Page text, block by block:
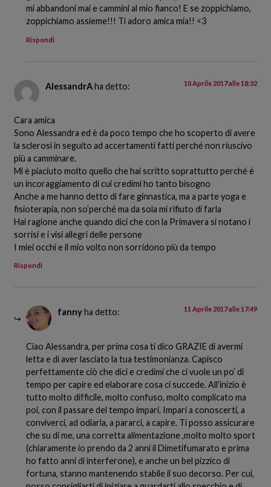
mi abbandoni mai e cammini al mio fianco! E se zoppichiamo,
zoppichiamo assieme!!! Ti adoro amica mia!! <3
Rispondi
AlessandrA ha detto: 10 Aprile 2017 alle 18:32
Cara amica
Sono Alessandra ed è da poco tempo che ho scoperto di avere
la sclerosi in seguito ad accertamenti fatti perché non riuscivo
più a camminare.
Mi è piaciuto molto quello che hai scritto soprattutto perché è
un incoraggiamento di cui credimi ho tanto bisogno
Anche a me hanno detto di fare ginnastica, ma a parte yoga e
fisioterapia, non so’perché ma da sola mi rifiuto di farla
Hai ragione anche quando dici che con la Primavera si notano i
sorrisi e i visi allegri delle persone
I miei occhi e il mio volto non sorridono più da tempo
Rispondi
fanny ha detto: 11 Aprile 2017 alle 17:49
Ciao Alessandra, per prima cosa ti dico GRAZIE di avermi
letta e di aver lasciato la tua testimonianza. Capisco
perfettamente ciò che dici e credimi che ci vuole un po’ di
tempo per capire ed elaborare cosa ci succede. All’inizio è
tutto molto difficile, molto confuso, molto complicato ma
poi, con il passare del tempo impari. Impari a conoscerti, a
conviverci, ad odiarla, a pararci, a capire. Ti posso assicurare
che su di me, una corretta alimentazione ,molto molto sport
(chiaramente io prendo da 2 anni il Dimetifumarato e prima
ho fatto anni di interferone), e anche un bel pizzico di
fortuna, stanno mantenendo stabile il suo decorso. Per cui,